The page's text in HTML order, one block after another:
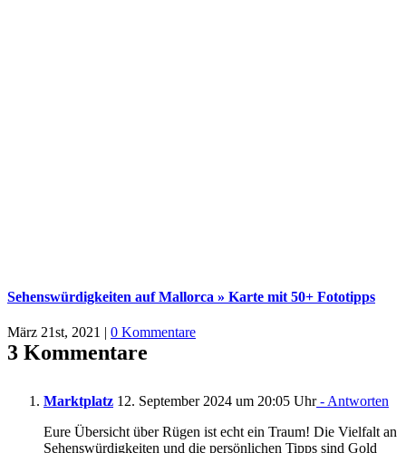
Sehenswürdigkeiten auf Mallorca » Karte mit 50+ Fototipps
März 21st, 2021 | 0 Kommentare
3 Kommentare
Marktplatz 12. September 2024 um 20:05 Uhr- Antworten
Eure Übersicht über Rügen ist echt ein Traum! Die Vielfalt an
Sehenswürdigkeiten und die persönlichen Tipps sind Gold